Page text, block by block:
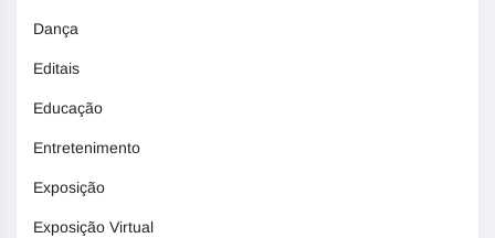
Dança
Editais
Educação
Entretenimento
Exposição
Exposição Virtual